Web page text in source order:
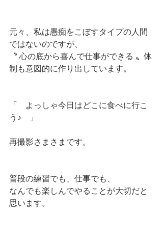
元々、私は愚痴をこぼすタイプの人間
ではないのですが、
〝 心の底から喜んで仕事ができる 〟体
制も意図的に作り出しています。
「　よっしゃ今日はどこに食べに行こ
う♪　」
再撮影さまさまです。
普段の練習でも、仕事でも、
なんでも楽しんでやることが大切だと
思います。